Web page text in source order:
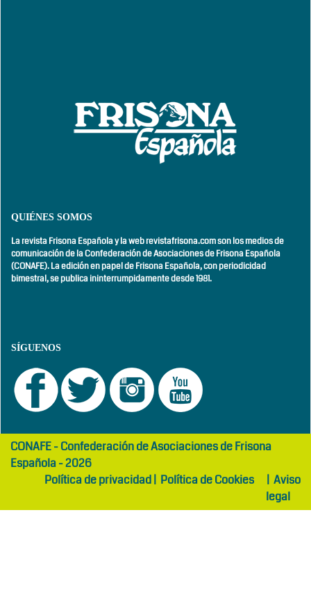
QUIÉNES SOMOS
La revista Frisona Española y la web revistafrisona.com son los medios de
comunicación de la Confederación de Asociaciones de Frisona Española
(CONAFE). La edición en papel de Frisona Española, conperiodicidad
bimestral,se publica ininterrumpidamente desde 1981.
SÍGUENOS
girls
abaya
maltepe
otelCONAFE - Confederación de Asociaciones de Frisona
Española - 2026
Política de privacidad| Política de Cookies | Aviso
legal